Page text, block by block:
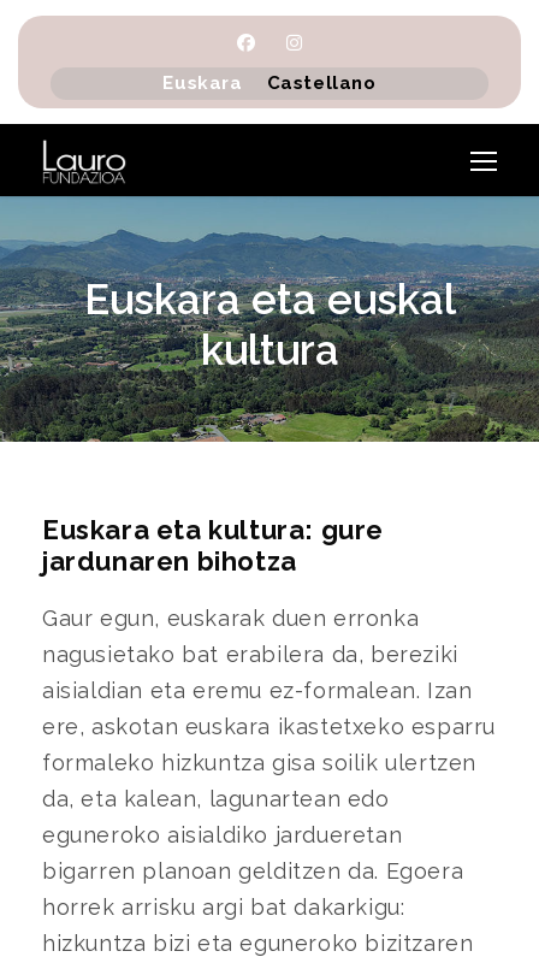
Euskara Castellano
Euskara eta euskal
kultura
Euskara eta kultura: gure
jardunaren bihotza
Gaur egun, euskarak duen erronka
nagusietako bat erabilera da, bereziki
aisialdian eta eremu ez-formalean. Izan
ere, askotan euskara ikastetxeko esparru
formaleko hizkuntza gisa soilik ulertzen
da, eta kalean, lagunartean edo
eguneroko aisialdiko jardueretan
bigarren planoan gelditzen da. Egoera
horrek arrisku argi bat dakarkigu:
hizkuntza bizi eta eguneroko bizitzaren